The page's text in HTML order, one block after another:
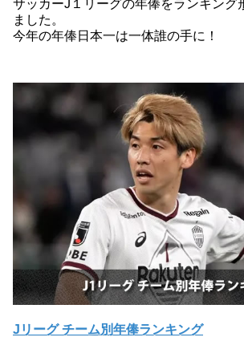
サッカーJ１リーグの年俸をランキング
ました。
今年の年俸日本一は一体誰の手に！
Jリーグ チーム別年俸ランキング